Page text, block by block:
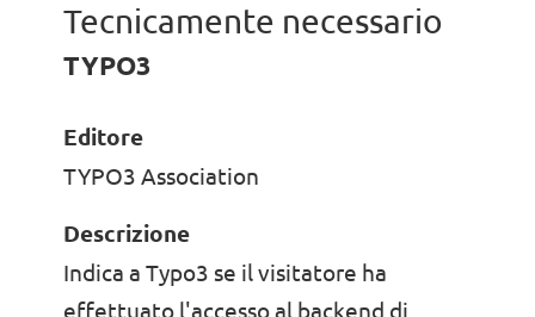
Tecnicamente necessario
TYPO3
Editore
TYPO3 Association
Descrizione
Indica a Typo3 se il visitatore ha
effettuato l'accesso al backend di